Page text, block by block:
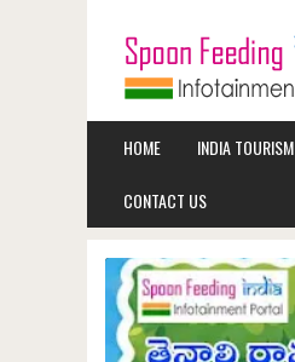
HOME INDIA TOURISM
CONTACT US